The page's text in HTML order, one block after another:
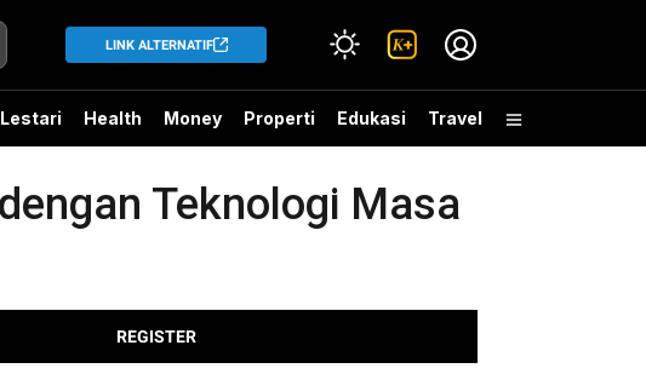
LINK ALTERNATIF
Lestari Health Money Properti Edukasi Travel
Teknologi Masa
REGISTER